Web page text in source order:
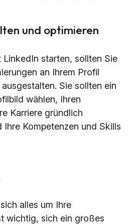
und optimieren
starten, sollten Sie
an Ihrem Profil
Sie sollten ein
wählen, Ihren
Karriere gründlich
Ihre Kompetenzen und Skills
alles um Ihre
wichtig, sich ein großes